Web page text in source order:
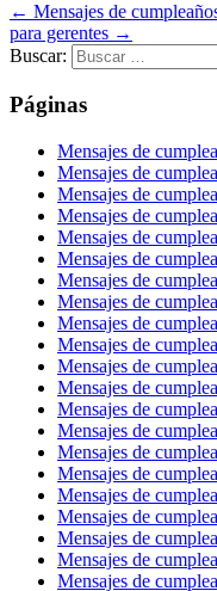
← Mensajes de
para gerentes →
Buscar:
Páginas
Mensajes de
Mensajes de
Mensajes de
Mensajes de
Mensajes de
Mensajes de
Mensajes de
Mensajes de
Mensajes de
Mensajes de
Mensajes de
Mensajes de
Mensajes de
Mensajes de
Mensajes de
Mensajes de
Mensajes de
Mensajes de
Mensajes de
Mensajes de
Mensajes de